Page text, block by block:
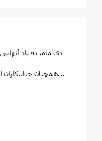
همچنان جنایتکاران از خونشان هم دست بردار نیستند...